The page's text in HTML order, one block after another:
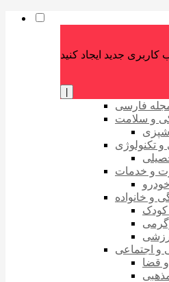
فارسی
و سلامت
آشپزی
و تکنولوژی
و خدمات
و خانواده
کودک
و اجتماعی
قضا